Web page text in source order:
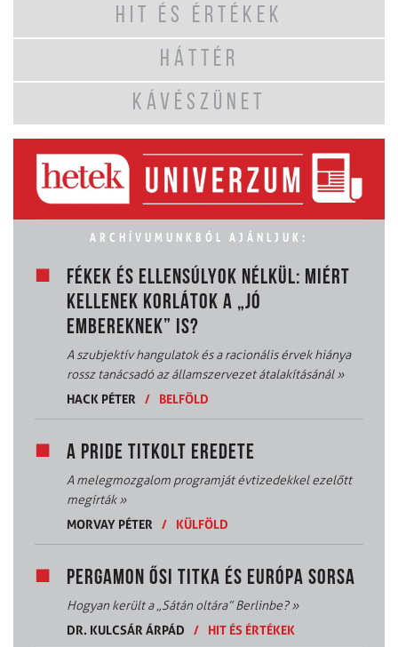
HIT ÉS ÉRTÉKEK
HÁTTÉR
KÁVÉSZÜNET
ARCHÍVUMUNKBÓL AJÁNLJUK:
FÉKEK ÉS ELLENSÚLYOK NÉLKÜL: MIÉRT
KELLENEK KORLÁTOK A „JÓ
EMBEREKNEK” IS?
A szubjektív hangulatok és a racionális érvek hiánya
rossz tanácsadó az államszervezet átalakításánál»
HACK PÉTER
/ BELFÖLD
A PRIDE TITKOLT EREDETE
A melegmozgalom programját évtizedekkel ezelőtt
megírták»
MORVAY PÉTER
/ KÜLFÖLD
PERGAMON ŐSI TITKA ÉS EURÓPA SORSA
Hogyan került a „Sátán oltára” Berlinbe?»
DR. KULCSÁR ÁRPÁD
/ HIT ÉS ÉRTÉKEK